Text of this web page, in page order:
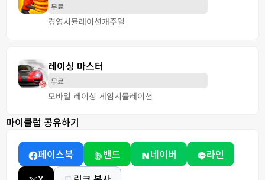
무료
경영시뮬레이션캐주얼
레이싱 마스터
무료
모바일 레이싱 게임시뮬레이션
마이클럽 공유하기
페이스북 밴드 네이버
라인